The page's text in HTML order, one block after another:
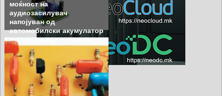
моќност на
аудиозасилувач
напојуван од
автомобилски акумулатор